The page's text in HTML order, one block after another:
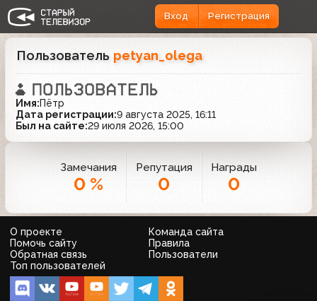
Вход Регистрация
Замечания
0 %
Репутация
0
Награды
0
Пользователь petyan_olega
Имя:Пётр
Дата регистрации:9 августа 2025, 16:11
Был на сайте:29 июля 2026, 15:00
О проекте
Команда сайта
Помочь сайту
Правила
Обратная связь
Пользователи
Топ пользователей